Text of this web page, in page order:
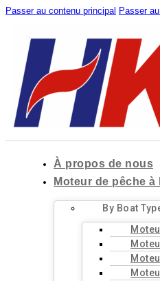
Passer au contenu principal Passer
À propos de nous
Moteur de pêche
By Boat